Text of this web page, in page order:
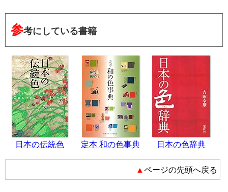
参考にしている書籍
日本の伝統色 定本 和の色事典 日本の色辞典
▲ページの先頭へ戻る